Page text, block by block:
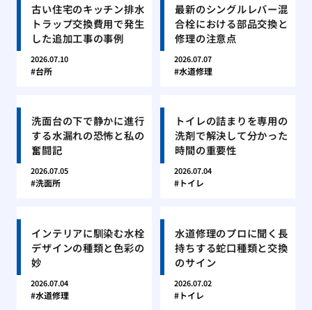
古い住宅のキッチン排水
トラップ交換費用で発生
した追加工事の事例
2026.07.10
台所
最新のシングルレバー混
合栓における部品交換と
修理の注意点
2026.07.07
水道修理
洗面台の下で静かに進行
する水漏れの恐怖と私の
奮闘記
2026.07.05
洗面所
トイレの詰まりを専用の
洗剤で解決して分かった
時間の重要性
2026.07.04
トイレ
インテリアに馴染む水栓
デザインの種類と色彩の
妙
2026.07.04
水道修理
水道修理のプロに聞く長
持ちする蛇口種類と交換
のサイン
2026.07.02
トイレ